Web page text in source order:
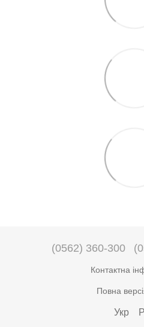
(0562) 360-300
Контактна
Повна
Укр